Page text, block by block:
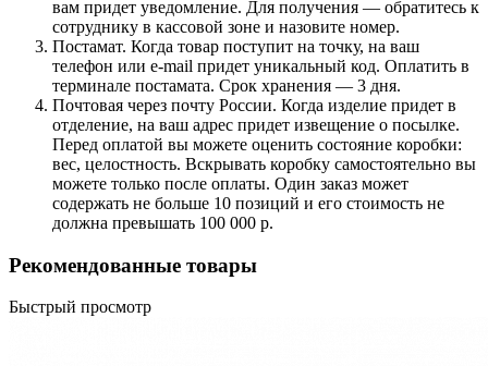
вам придет уведомление. Для получения — обратитесь к
сотруднику в кассовой зоне и назовите номер.
Постамат. Когда товар поступит на точку, на ваш
телефон или e-mail придет уникальный код. Оплатить в
терминале постамата. Срок хранения — 3 дня.
Почтовая через почту России. Когда изделие придет в
отделение, на ваш адрес придет извещение о посылке.
Перед оплатой вы можете оценить состояние коробки:
вес, целостность. Вскрывать коробку самостоятельно вы
можете только после оплаты. Один заказ может
содержать не больше 10 позиций и его стоимость не
должна превышать 100 000 р.
Рекомендованные товары
Быстрый просмотр